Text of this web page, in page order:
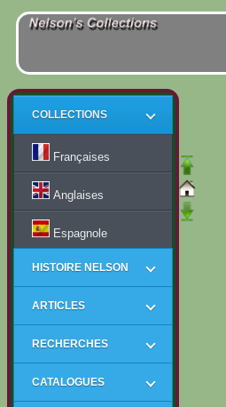
COLLECTIONS
Françaises
Anglaises
Espagnole
HISTOIRE NELSON
ARTICLES
RECHERCHES
CATALOGUES